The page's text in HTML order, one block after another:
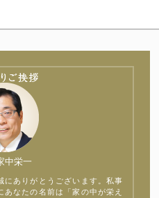
中栄一
にありがとうございます。私事
なたの名前は「家の中が栄え